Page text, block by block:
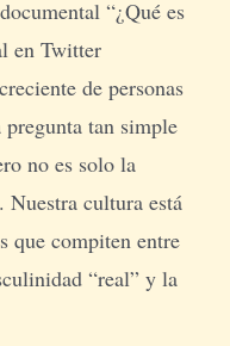
“¿Qué es
en Twitter
de personas
pregunta tan simple
no es solo la
cultura está
que compiten entre
“real” y la